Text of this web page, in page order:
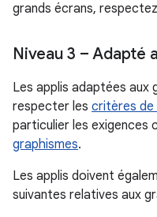
grands écrans,
Niveau 3 – Adapté
Les applis adaptées aux
respecter les critères de
particulier les exigences
graphismes.
Les applis doivent
suivantes relatives aux